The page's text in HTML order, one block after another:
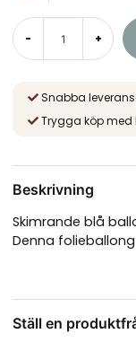
- +
Snabba
Trygga köp med
Beskrivning
Skimrande blå
Denna
Ställ en